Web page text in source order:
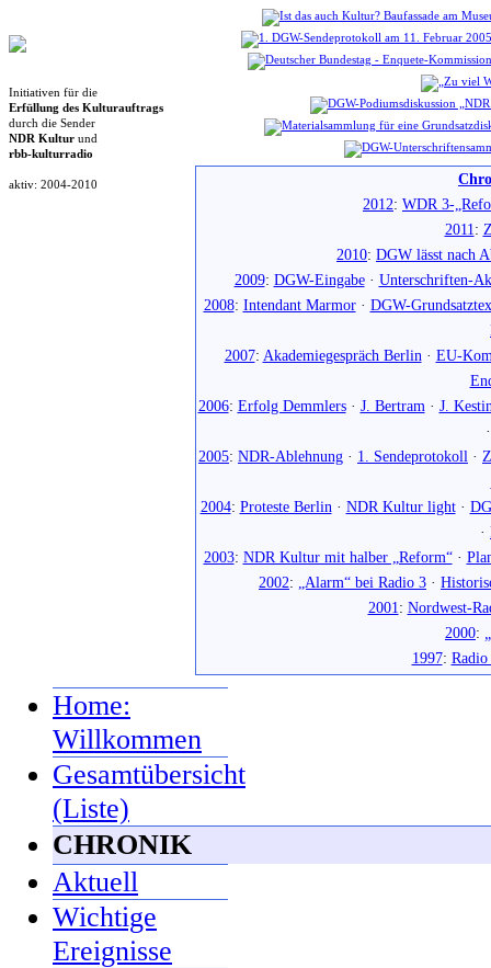
Initiativen für die
Erfüllung des Kulturauftrags
durch die Sender
NDR Kultur und
rbb-kulturradio
aktiv: 2004-2010
2012: WDR 3-
2011:
2010: DGW lässt nach
2009: DGW-Eingabe· Unterschriften-
2008: Intendant Marmor· DGW-
2007: Akademiegespräch Berlin · EU-
2006: Erfolg Demmlers· J. Bertram · J.
2005: NDR-Ablehnung · 1. Sendeprotokoll ·
2004: Proteste Berlin · NDR Kultur light·
·
2003: NDR Kultur mit halber „Reform“·
2002: „Alarm“ bei Radio 3 ·
2001: Nordwest-
2000:
1997:
Home:
Willkommen
Gesamtübersicht
(Liste)
CHRONIK
Aktuell
Wichtige
Ereignisse